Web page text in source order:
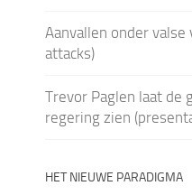
Aanvallen onder valse
attacks)
Trevor Paglen laat de
regering zien
HET NIEUWE PARADIGMA